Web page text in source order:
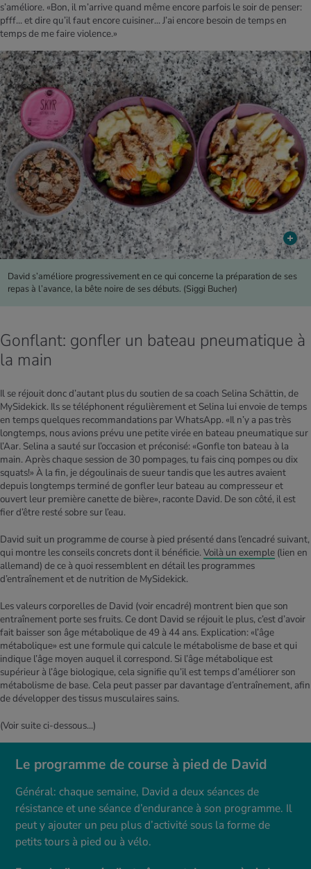
David s’améliore progressivement en ce qui concerne la préparation de ses
repas à l’avance, la bête noire de ses débuts. (Siggi Bucher)
s’améliore. «Bon, il m’arrive quand même encore parfois le soir de penser:
pfff... et dire qu’il faut encore cuisiner... J’ai encore besoin de temps en
temps de me faire violence.»
Gonflant: gonfler un bateau pneumatique à
la main
Le programme de course à pied de David
Général: chaque semaine, David a deux séances de
résistance et une séance d’endurance à son programme. Il
peut y ajouter un peu plus d’activité sous la forme de
petits tours à pied ou à vélo.
Il se réjouit donc d’autant plus du soutien de sa coach Selina Schättin, de
MySidekick. Ils se téléphonent régulièrement et Selina lui envoie de temps
en temps quelques recommandations par WhatsApp. «Il n’y a pas très
longtemps, nous avions prévu une petite virée en bateau pneumatique sur
l’Aar. Selina a sauté sur l’occasion et préconisé: «Gonfle ton bateau à la
main. Après chaque session de 30 pompages, tu fais cinq pompes ou dix
squats!» À la fin, je dégoulinais de sueur tandis que les autres avaient
depuis longtemps terminé de gonfler leur bateau au compresseur et
ouvert leur première canette de bière», raconte David. De son côté, il est
fier d’être resté sobre sur l’eau.
David suit un programme de course à pied présenté dans l’encadré suivant,
qui montre les conseils concrets dont il bénéficie. Voilà un exemple (lien en
allemand) de ce à quoi ressemblent en détail les programmes
d’entraînement et de nutrition de MySidekick.
Les valeurs corporelles de David (voir encadré) montrent bien que son
entraînement porte ses fruits. Ce dont David se réjouit le plus, c’est d’avoir
fait baisser son âge métabolique de 49 à 44 ans. Explication: «l’âge
métabolique» est une formule qui calcule le métabolisme de base et qui
indique l’âge moyen auquel il correspond. Si l’âge métabolique est
supérieur à l’âge biologique, cela signifie qu’il est temps d’améliorer son
métabolisme de base. Cela peut passer par davantage d’entraînement, afin
de développer des tissus musculaires sains.
(Voir suite ci-dessous...)